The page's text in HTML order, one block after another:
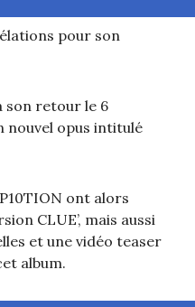
pour son
son retour le 6
nouvel opus intitulé
ont alors
CLUE’, mais aussi
et une vidéo teaser
album.